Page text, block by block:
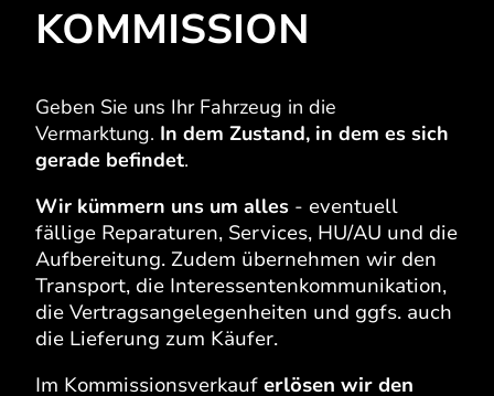
KOMMISSION
Geben Sie uns Ihr Fahrzeug in die
Vermarktung. In dem Zustand, in dem es sich
gerade befindet.
Wir kümmern uns um alles - eventuell
fällige Reparaturen, Services, HU/AU und die
Aufbereitung. Zudem übernehmen wir den
Transport, die Interessentenkommunikation,
die Vertragsangelegenheiten und ggfs. auch
die Lieferung zum Käufer.
Im Kommissionsverkauf erlösen wir den